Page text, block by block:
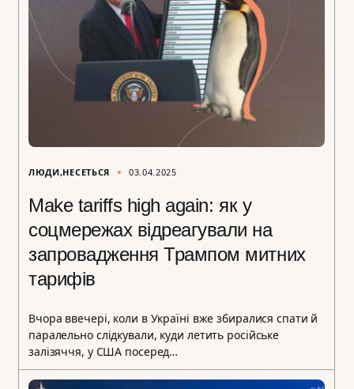
ЛЮДИ НЕСЕТЬСЯ 03.04.2025
Make tariffs high again: як у
соцмережах відреагували на
запровадження Трампом митних
тарифів
Вчора ввечері, коли в Україні вже збиралися спати й
паралельно слідкували, куди летить російське
залізяччя, у США посеред…